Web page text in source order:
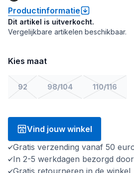
Productinformatie
Dit artikel is uitverkocht.
Vergelijkbare artikelen beschikbaar.
Kies maat
92 98/104 110/116
Vind jouw winkel
Gratis verzending vanaf 50
In 2-5 werkdagen bezorgd
Gratis retourneren in de winkel